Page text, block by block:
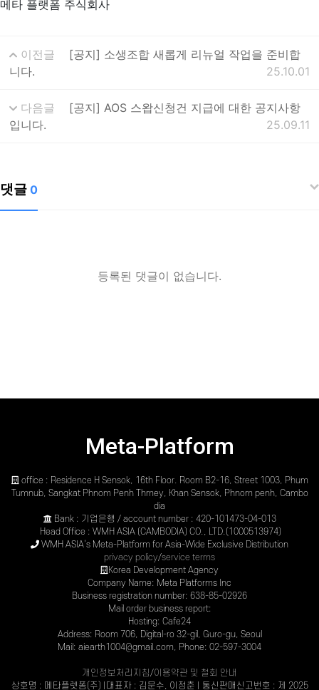
메타 플랫폼 주식회사
이전글
[공지] 소생조합 새롭게 리뉴얼 작업을 준비합
니다.
25.10.01
다음글
[공지] AOS 스왑신청건 지급에 대한 공지사항
입니다.
25.09.11
댓글 0
등록된 댓글이 없습니다.
Meta-Platform
office : Residence H Sensok, 16th Floor. Room B2-16, Street 1003, Phum
Tumnub, Sangkat Phnom Penh Thmey, Khan Sensok, Phnom penh, Cambo
dia
Bank : 기업은행 / account number : 420-101473-04-013
Head Office : WMH ASIA (CAMBODIA) CO., LTD.(1000513974)
WMH ASIA’s Meta-Platform for Asia-Wide Exclusive Distribution
privacy policy/service terms
Korea Development Agency
Company Name: Meta Platforms Inc
Business registration number: 638-85-02926
Mail order business report:
Hosting: Cafe24
Address: Room 706, Digital-ro 32-gil, Guro-gu, Seoul
Mail: aiearth1004@gmail.com, Phone: 02-597-3004
개인정보처리지침/이용약관 및 철회 안내
상호명 : 메타플렛폼(주) |대표자 : 김문수, 이정춘 | 통신판매신고번호 : 제 2025